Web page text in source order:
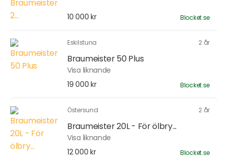
10 000 kr Blocket.se
Eskilstuna 2 år
Braumeister 50 Plus
Visa liknande
19 000 kr
Blocket.se
Östersund 2 år
Braumeister 20L - För ölbry...
Visa liknande
12 000 kr
Blocket.se